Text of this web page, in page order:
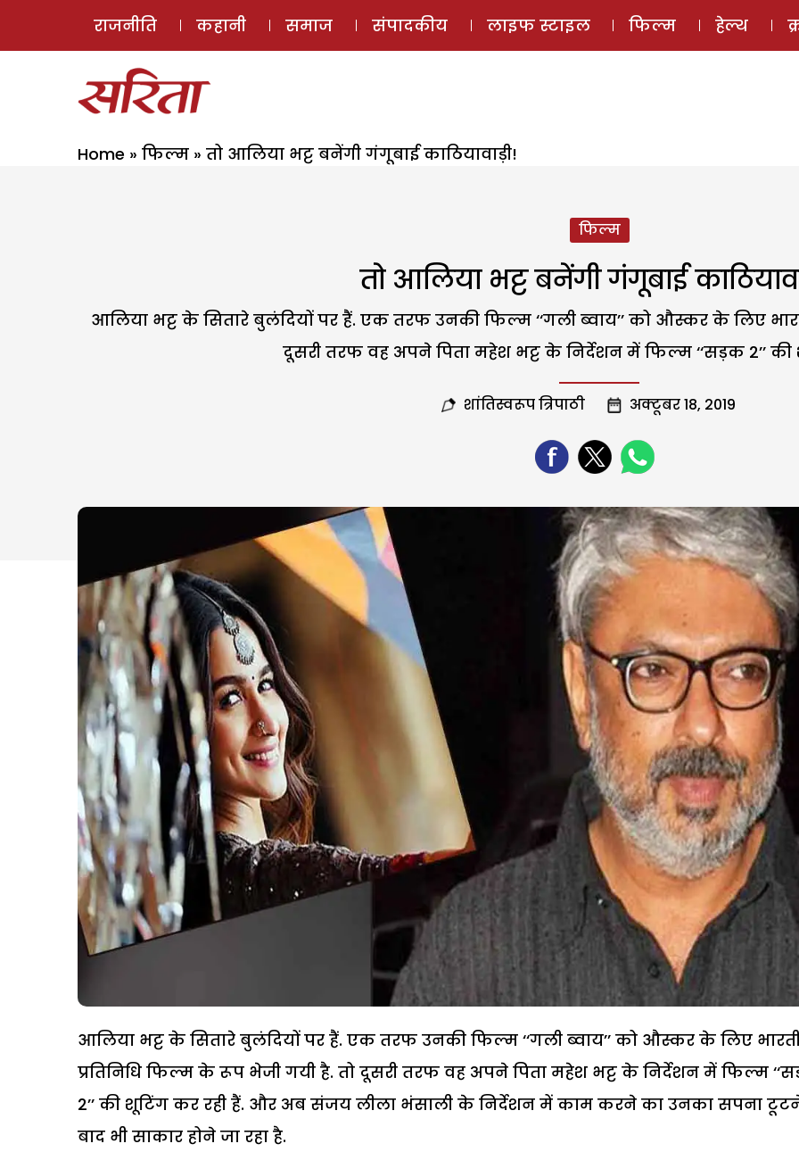
ई-मैगज़ीन
राजनीति कहानी समाज संपादकीय लाइफ स्टाइल फिल्म हेल्थ
Home » फिल्म » तो आलिया भट्ट बनेंगी गंगूबाई काठियावाड़ी!
फिल्म
तो आलिया भट्ट बनेंगी गंगूबाई
आलिया भट्ट के सितारे बुलंदियों पर हैं. एक तरफ उनकी फिल्म ‘‘गली ब्वाय’’ को औस्कर के लिए
दूसरी तरफ वह अपने पिता महेश भट्ट के निर्देशन में फिल्म ‘‘सड़क 2’’ की
शांतिस्वरूप त्रिपाठी अक्टूबर 18, 2019
आलिया भट्ट के सितारे बुलंदियों पर हैं. एक तरफ उनकी फिल्म ‘‘गली ब्वाय’’ को औस्कर के लिए
प्रतिनिधि फिल्म के रूप भेजी गयी है. तो दूसरी तरफ वह अपने पिता महेश भट्ट के निर्देशन में फिल्म
2’’ की शूटिंग कर रही हैं. और अब संजय लीला भंसाली के निर्देशन में काम करने का उनका सपना
बाद भी साकार होने जा रहा है.